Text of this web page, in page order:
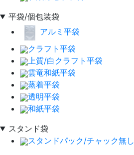
平袋/個包装袋
アルミ平袋
クラフト平袋
上質/白クラフト平袋
雲竜和紙平袋
蒸着平袋
透明平袋
和紙平袋
スタンド袋
スタンドパック/チャック無し